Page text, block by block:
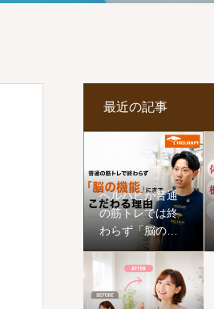
最近の記事
ヘルハピが普通
の筋トレでは終
わらず「脳の機
能」にまでこだ
わる理由